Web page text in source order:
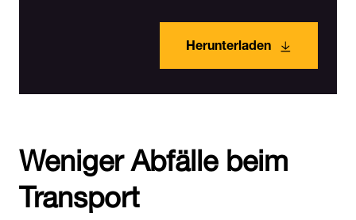
Herunterladen
Weniger Abfälle beim
Transport